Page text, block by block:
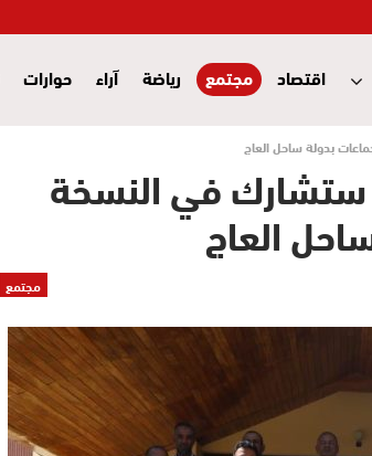
اقتصاد مجتمع رياضة آراء حوارات
بدولة ساحل العاج
ستشارك في النسخة
العاج
مجتمع